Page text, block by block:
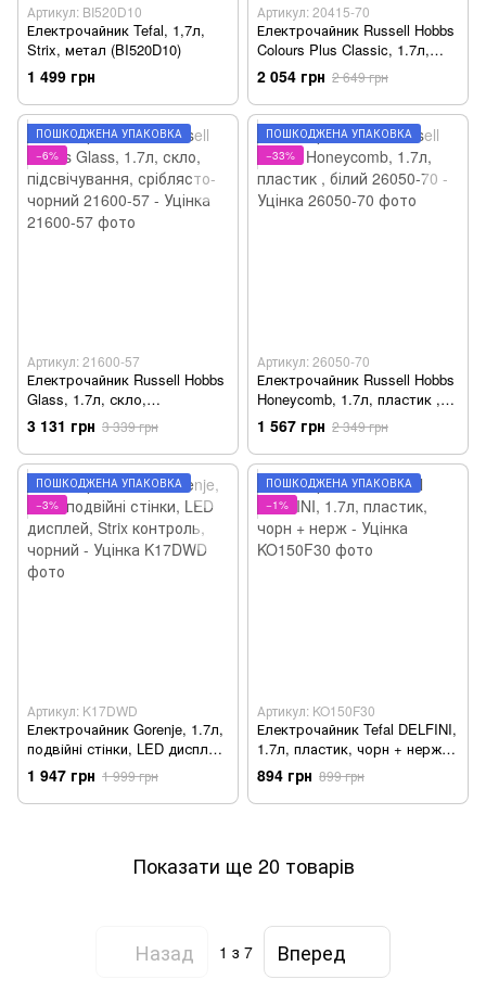
Артикул: BI520D10
Електрочайник Tefal, 1,7л,
Strix, метал (BI520D10)
1 499 грн
Артикул: 20415-70
Електрочайник Russell Hobbs
Colours Plus Classic, 1.7л,
метал , бежево-чорний
20415-70 - Уцінка
2 054 грн 2 649 грн
ПОШКОДЖЕНА УПАКОВКА
−6%
Артикул: 21600-57
Електрочайник Russell Hobbs
Glass, 1.7л, скло,
підсвічування, сріблясто-
чорний 21600-57 - Уцінка
3 131 грн 3 339 грн
ПОШКОДЖЕНА УПАКОВКА
−33%
Артикул: 26050-70
Електрочайник Russell Hobbs
Honeycomb, 1.7л, пластик ,
білий 26050-70 - Уцінка
1 567 грн 2 349 грн
ПОШКОДЖЕНА УПАКОВКА
−3%
Артикул: K17DWD
Електрочайник Gorenje, 1.7л,
подвійні стінки, LED дисплей,
Strix контроль, чорний -
Уцінка
1 947 грн 1 999 грн
ПОШКОДЖЕНА УПАКОВКА
−1%
Артикул: KO150F30
Електрочайник Tefal DELFINI,
1.7л, пластик, чорн + нерж -
Уцінка
894 грн 899 грн
Показати ще 20 товарів
Назад 1 з 7 Вперед